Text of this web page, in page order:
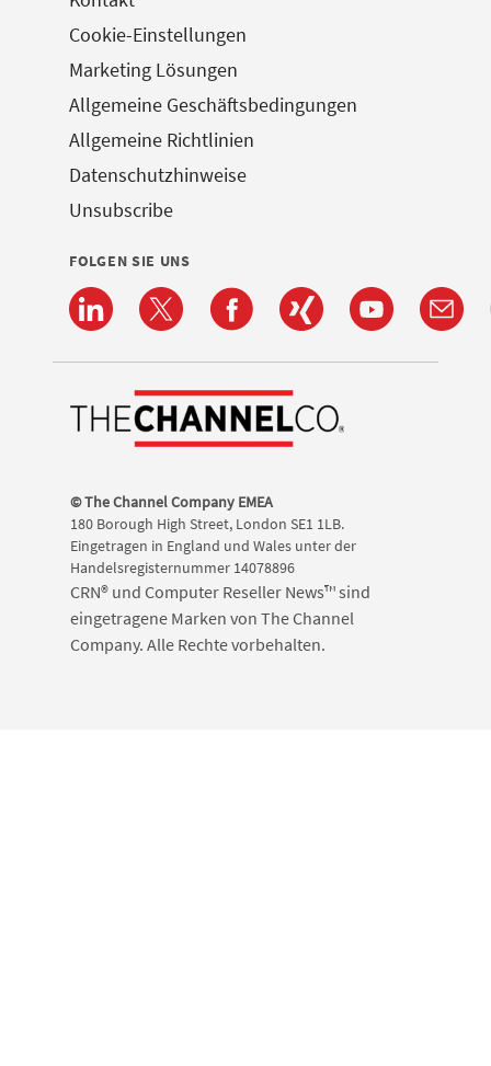
Cookie-Einstellungen
Marketing Lösungen
Allgemeine Geschäftsbedingungen
Allgemeine Richtlinien
Datenschutzhinweise
Unsubscribe
FOLGEN SIE UNS
© The Channel Company EMEA
180 Borough High Street, London SE1 1LB.
Eingetragen in England und Wales unter der
Handelsregisternummer 14078896
CRN® und Computer Reseller News™ sind
eingetragene Marken von The Channel
Company. Alle Rechte vorbehalten.